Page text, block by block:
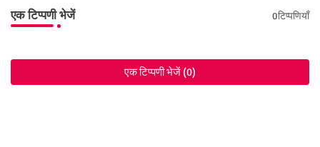
एक टिप्पणी भेजें 0टिप्पणियाँ
एक टिप्पणी भेजें (0)